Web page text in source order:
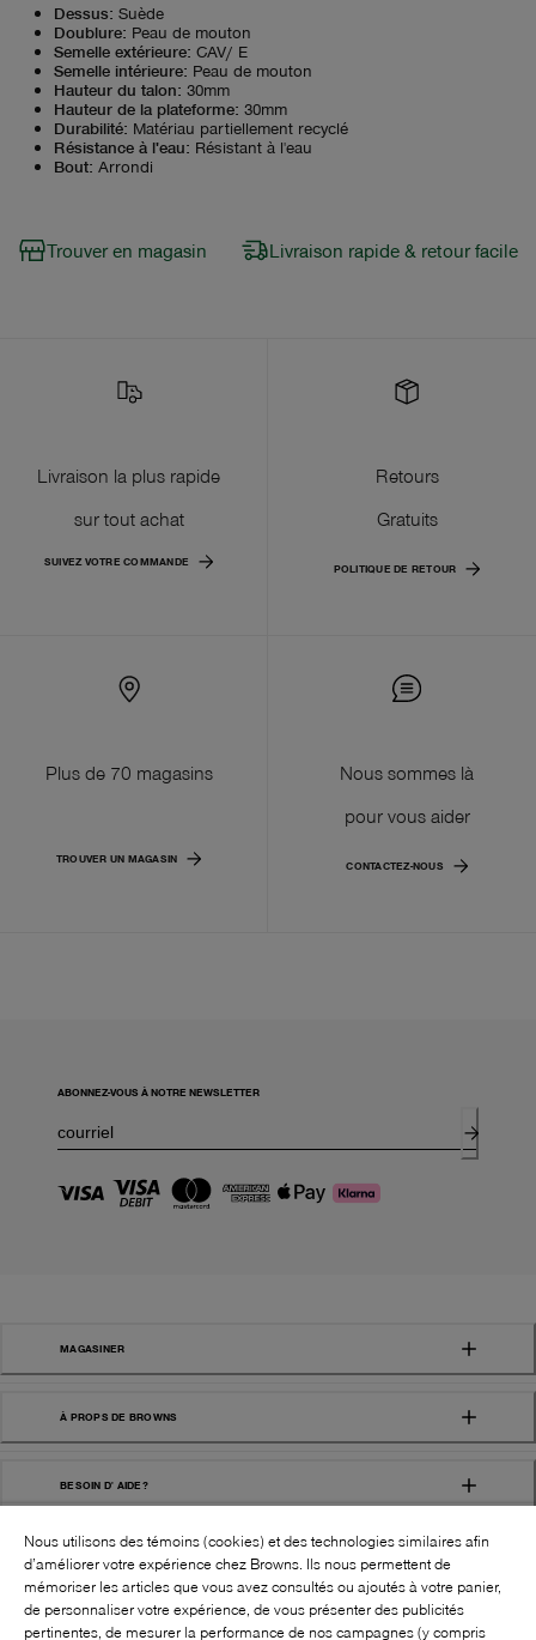
Dessus: Suède
Doublure: Peau de mouton
Semelle extérieure: CAV/ E
Semelle intérieure: Peau de mouton
Hauteur du talon: 30mm
Hauteur de la plateforme: 30mm
Durabilité: Matériau partiellement recyclé
Résistance à l'eau: Résistant à l'eau
Bout: Arrondi
Trouver en magasin Livraison rapide & retour facile
Livraison la plus rapide
sur tout achat
SUIVEZ VOTRE COMMANDE
Retours
Gratuits
POLITIQUE DE RETOUR
Plus de 70 magasins
TROUVER UN MAGASIN
Nous sommes là
pour vous aider
CONTACTEZ-NOUS
ABONNEZ-VOUS À NOTRE NEWSLETTER
MAGASINER
À PROPS DE BROWNS
BESOIN D' AIDE?
Nous utilisons des témoins (cookies) et des technologies similaires afin
d’améliorer votre expérience chez Browns. Ils nous permettent de
mémoriser les articles que vous avez consultés ou ajoutés à votre panier,
de personnaliser votre expérience, de vous présenter des publicités
pertinentes, de mesurer la performance de nos campagnes (y compris